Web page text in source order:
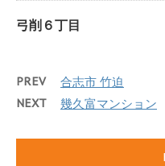
弓削６丁目
PREV 合志市 竹迫
NEXT 幾久富マンション